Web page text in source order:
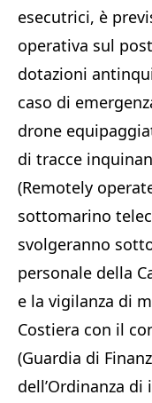
esecutrici, è
operativa sul
dotazioni
caso di
drone
di tracce
(Remotely
sottomarino
svolgeranno
personale della
e la vigilanza di
Costiera con il
(Guardia di
dell’Ordinanza di